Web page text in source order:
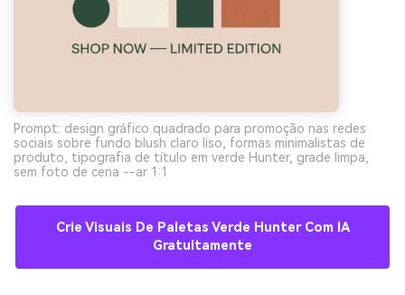
Prompt: design gráfico quadrado para promoção nas redes
sociais sobre fundo blush claro liso, formas minimalistas de
produto, tipografia de título em verde Hunter, grade limpa,
sem foto de cena --ar 1:1
Crie Visuais De Paletas Verde Hunter Com IA
Gratuitamente